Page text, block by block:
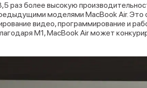
раз более высокую
моделями MacBook Air.
видео, программирование и
M1, MacBook Air может